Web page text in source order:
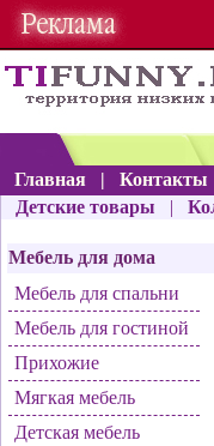
Главная | Контакты
Детские товары
|
Мебель для дома
Мебель для спальни
Мебель для гостиной
Прихожие
Мягкая мебель
Детская мебель